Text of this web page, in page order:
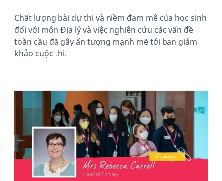
Chất lượng bài dự thi và niềm đam mê của học sinh
đối với môn Địa lý và việc nghiên cứu các vấn đề
toàn cầu đã gây ấn tượng mạnh mẽ tới ban giám
khảo cuộc thi.